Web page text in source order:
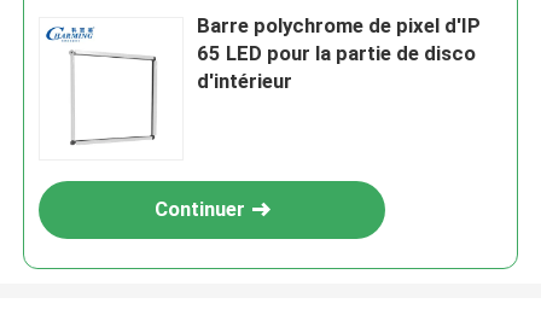
Barre polychrome de pixel d'IP
65 LED pour la partie de disco
d'intérieur
Continuer